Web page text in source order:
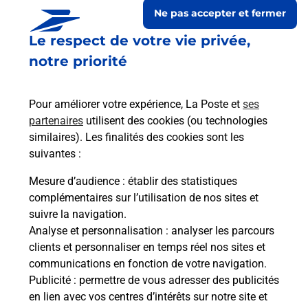
Le respect de votre vie privée,
notre priorité
Pour améliorer votre expérience, La Poste et ses
partenaires utilisent des cookies (ou technologies
similaires). Les finalités des cookies sont les
suivantes :
Mesure d’audience : établir des statistiques
complémentaires sur l’utilisation de nos sites et
suivre la navigation.
Analyse et personnalisation : analyser les parcours
clients et personnaliser en temps réel nos sites et
communications en fonction de votre navigation.
Publicité : permettre de vous adresser des publicités
en lien avec vos centres d’intérêts sur notre site et
Ne pas accepter et fermer
Prochaine collecte du courrierlundià 09h00
21 Rue De L Eglise
27370 Saint Meslin Du Bosc
Itinéraire
Le lien s'ouvre dans un nouvel onglet